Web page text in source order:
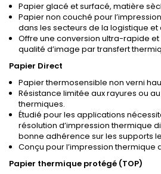
Papier glacé et surfacé, matière
Papier non couché pour
dans les secteurs de la logistique et
Offre une conversion ultra-rapide
qualité d’image par transfert
Papier Direct
Papier thermosensible non verni
Résistance limitée aux rayures ou
thermiques.
Étudié pour les applications
résolution d’impression thermique
bonne adhérence sur les supports
Conçu pour l’impression thermique
Papier thermique protégé (TOP)